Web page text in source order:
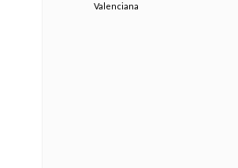
Valenciana